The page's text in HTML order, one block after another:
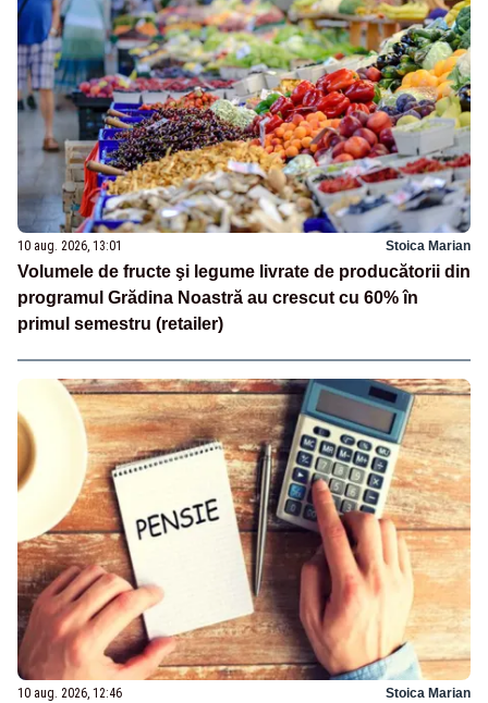
10 aug. 2026, 13:01 Stoica Marian
Volumele de fructe şi legume livrate de producătorii din
programul Grădina Noastră au crescut cu 60% în
primul semestru (retailer)
10 aug. 2026, 12:46 Stoica Marian